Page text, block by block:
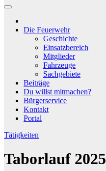
Die Feuerwehr
Geschichte
Einsatzbereich
Mitglieder
Fahrzeuge
Sachgebiete
Beiträge
Du willst mitmachen?
Bürgerservice
Kontakt
Portal
Tätigkeiten
Taborlauf 2025